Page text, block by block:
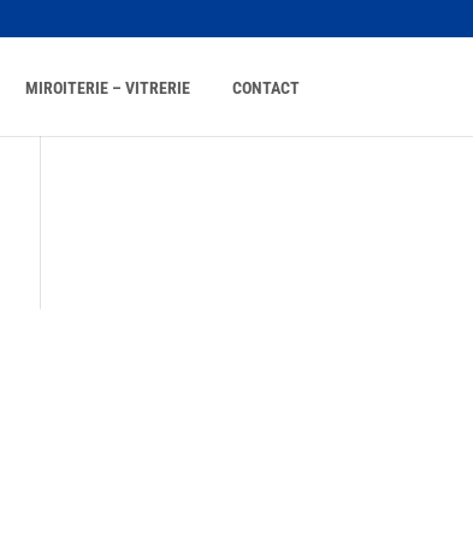
MIROITERIE – VITRERIE CONTACT